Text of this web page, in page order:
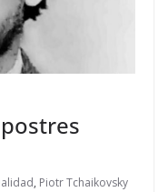
, Piotr Tchaikovsky